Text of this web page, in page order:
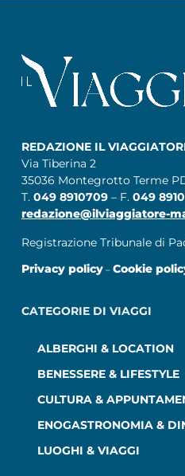
REDAZIONE IL
Via Tiberina 2
35036 Montegrotto Terme
T. 049 8910709 – F. 049
redazione@ilviaggiatore-
Registrazione Tribunale di
Privacy policy– Cookie
CATEGORIE DI VIAGGI
ALBERGHI & LOCATION
BENESSERE & LIFESTYLE
CULTURA &
ENOGASTRONOMIA &
LUOGHI & VIAGGI